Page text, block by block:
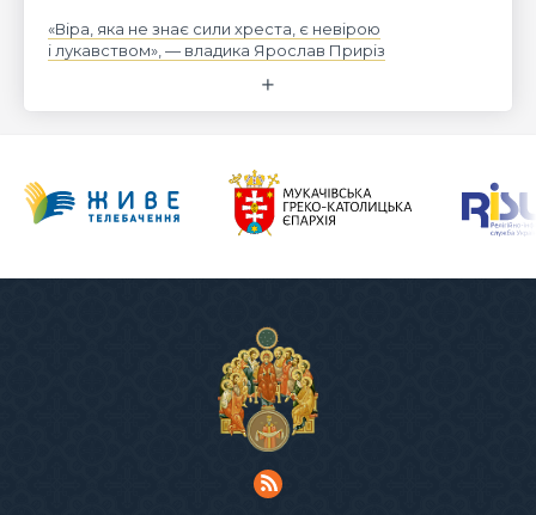
«Віра, яка не знає сили хреста, є невірою
і лукавством», — владика Ярослав Приріз